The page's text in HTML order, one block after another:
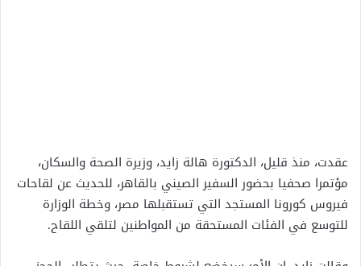
عقدت، منذ قليل، الدكتورة هالة زايد، وزيرة الصحة والسكان،
مؤتمرا صحفيا بحضور السفير الصيني بالقاهر، للحديث عن لقاحات
فيروس كورونا المستجد التي تستقبلها مصر، وخطة الوزارة
للتوسع في الفئات المستحقة من المواطنين لتلقي اللقاح.